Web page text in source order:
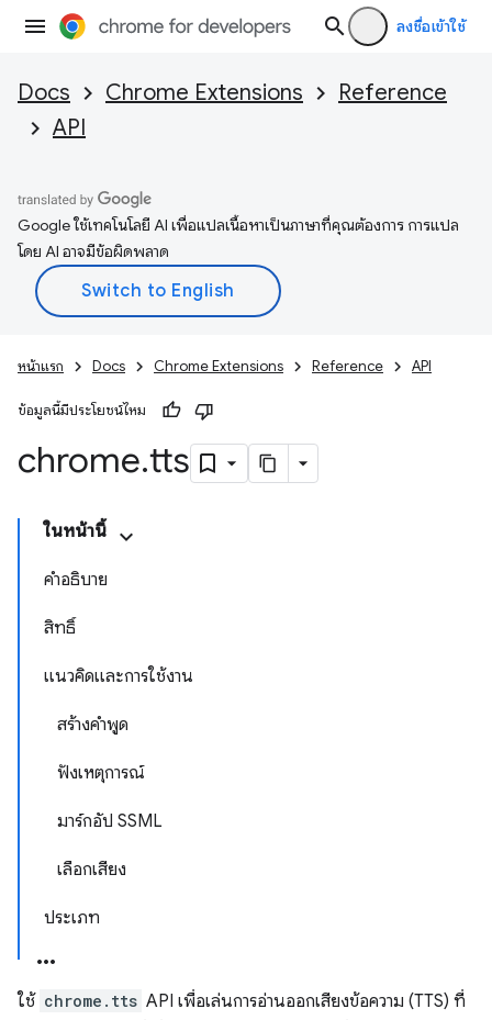
ลงชื่อเข้าใช้
Docs Chrome Extensions
Reference
API
Google ใช้เทคโนโลยี AI เพื่อแปลเนื้อหาเป็นภาษาที่คุณต้องการ การแปล
โดย AI อาจมีข้อผิดพลาด
หน้าแรก Docs Chrome Extensions Reference API
ข้อมูลนี้มีประโยชน์ไหม
chrome.tts
ในหน้านี้
คำอธิบาย
สิทธิ์
แนวคิดและการใช้งาน
สร้างคำพูด
ฟังเหตุการณ์
มาร์กอัป SSML
เลือกเสียง
ประเภท
ใช้ chrome.tts API เพื่อเล่นการอ่านออกเสียงข้อความ (TTS) ที่